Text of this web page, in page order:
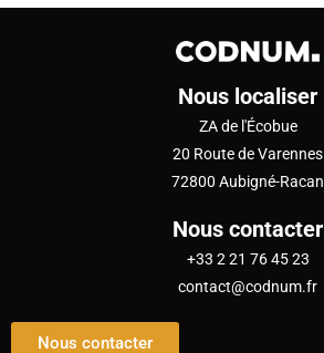
Nous localiser
ZA de l'Écobue
20 Route de Varennes
72800 Aubigné-Racan
Nous contacter
+33 2 21 76 45 23
contact@codnum.fr
Nous contacter